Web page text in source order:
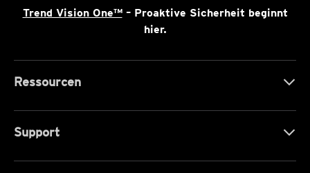
Trend Vision One™– Proaktive Sicherheit beginnt
hier.
Ressourcen
Support